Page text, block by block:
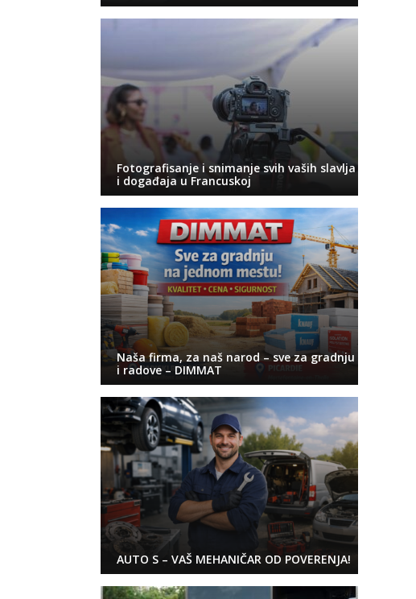
Fotografisanje i snimanje svih vaših slavlja
i događaja u Francuskoj
Naša firma, za naš narod – sve za gradnju
i radove – DIMMAT
AUTO S – VAŠ MEHANIČAR OD POVERENJA!